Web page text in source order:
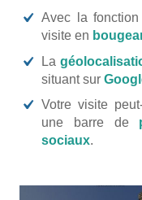
Avec la
visite en
La
situant sur
Votre visite
une barre de
sociaux.